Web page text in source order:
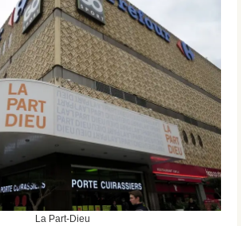
La Part-Dieu